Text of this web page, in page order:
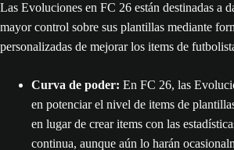
Las Evoluciones en FC 26 están destinadas a
mayor control sobre sus plantillas mediante
personalizadas de mejorar los items de
Curva de poder: En FC 26, las
en potenciar el nivel de items de
en lugar de crear items con las
continua, aunque aún lo harán